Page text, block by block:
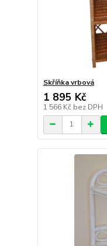
Skříňka vrbová
1 895 Kč
1 566 Kč bez DPH